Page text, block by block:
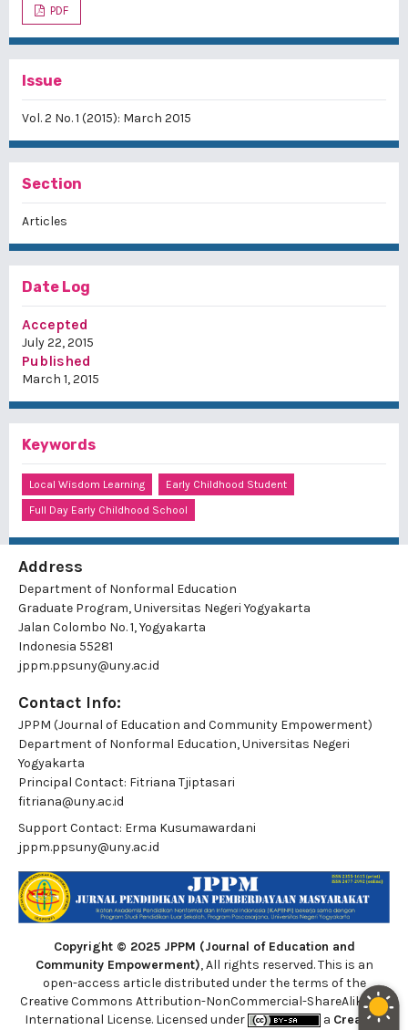
PDF
Issue
Vol. 2 No. 1 (2015): March 2015
Section
Articles
Date Log
Accepted
July 22, 2015
Published
March 1, 2015
Keywords
Local Wisdom Learning
Early Childhood Student
Full Day Early Childhood School
Address
Department of Nonformal Education
Graduate Program, Universitas Negeri Yogyakarta
Jalan Colombo No. 1, Yogyakarta
Indonesia 55281
jppm.ppsuny@uny.ac.id
Contact Info:
JPPM (Journal of Education and Community Empowerment)
Department of Nonformal Education, Universitas Negeri
Yogyakarta
Principal Contact: Fitriana Tjiptasari
fitriana@uny.ac.id
Support Contact: Erma Kusumawardani
jppm.ppsuny@uny.ac.id
Copyright © 2025 JPPM (Journal of Education and
Community Empowerment), All rights reserved. This is an
open-access article distributed under the terms of the
Creative Commons Attribution-NonCommercial-ShareAlike 4.0
International License. Licensed under
a Creative